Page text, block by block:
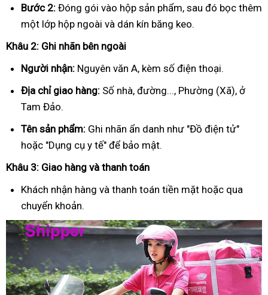
Bước 2: Đóng gói vào hộp sản phẩm, sau đó bọc thêm
một lớp hộp ngoài và dán kín băng keo.
Khâu 2: Ghi nhãn bên ngoài
Người nhận: Nguyên văn A, kèm số điện thoại.
Địa chỉ giao hàng: Số nhà, đường..., Phường (Xã), ở
Tam Đảo.
Tên sản phẩm: Ghi nhãn ẩn danh như "Đồ điện tử"
hoặc "Dụng cụ y tế" để bảo mật.
Khâu 3: Giao hàng và thanh toán
Khách nhận hàng và thanh toán tiền mặt hoặc qua
chuyển khoản.